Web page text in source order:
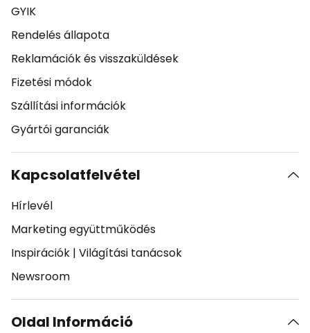
GYIK
Rendelés állapota
Reklamációk és visszaküldések
Fizetési módok
Szállítási információk
Gyártói garanciák
Kapcsolatfelvétel
Hírlevél
Marketing együttműködés
Inspirációk | Világítási tanácsok
Newsroom
Oldal Információ